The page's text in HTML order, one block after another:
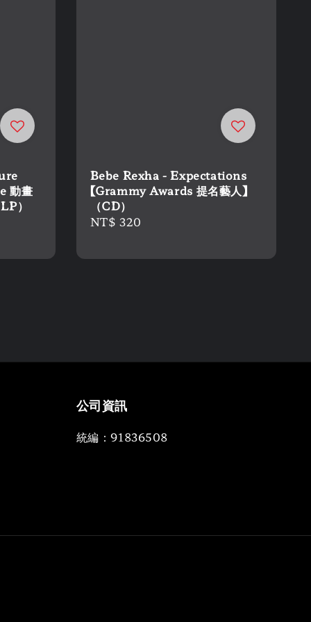
動畫
）
Bebe Rexha - Expectations
【Grammy Awards 提名藝人】
（CD）
Regular
NT$ 320
公司資訊
統編：91836508